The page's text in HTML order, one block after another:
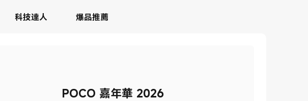
科技達人 爆品推薦
POCO 嘉年華 2026